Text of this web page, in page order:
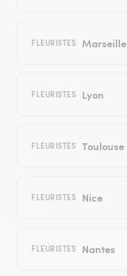
FLEURISTES Marseille
FLEURISTES Lyon
FLEURISTES Toulouse
FLEURISTES Nice
FLEURISTES Nantes